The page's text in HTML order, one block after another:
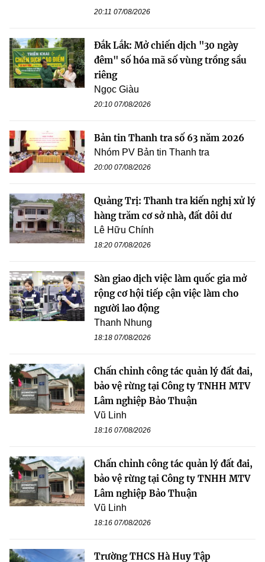
20:11 07/08/2026
Đắk Lắk: Mở chiến dịch "30 ngày
đêm" số hóa mã số vùng trồng sầu
riêng
Ngọc Giàu
20:10 07/08/2026
Bản tin Thanh tra số 63 năm 2026
Nhóm PV Bản tin Thanh tra
20:00 07/08/2026
Quảng Trị: Thanh tra kiến nghị xử lý
hàng trăm cơ sở nhà, đất dôi dư
Lê Hữu Chính
18:20 07/08/2026
Sàn giao dịch việc làm quốc gia mở
rộng cơ hội tiếp cận việc làm cho
người lao động
Thanh Nhung
18:18 07/08/2026
Chấn chỉnh công tác quản lý đất đai,
bảo vệ rừng tại Công ty TNHH MTV
Lâm nghiệp Bảo Thuận
Vũ Linh
18:16 07/08/2026
Chấn chỉnh công tác quản lý đất đai,
bảo vệ rừng tại Công ty TNHH MTV
Lâm nghiệp Bảo Thuận
Vũ Linh
18:16 07/08/2026
Trường THCS Hà Huy Tập